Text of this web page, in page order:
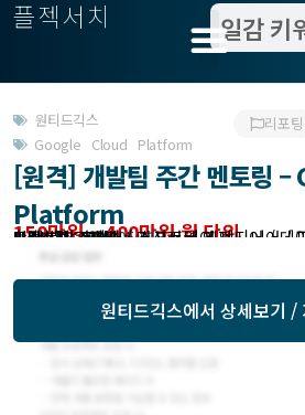
플젝서치
원티드긱스
Google Cloud Platform
리포팅
[원격] 개발팀 주간 멘토링
Platform
150만원 ~ 400만원 월 단위
작업방식 : 원격
모집기한 : 2022-05-01
예상기간 : 6개월
미팅방식 : 온라인
모집분야 : 개발 > 소프트웨어 엔지니어 / 파이썬 개발자 / DevOps / 시스템 관리자 / 머
원티드긱스에서 상세보기 /